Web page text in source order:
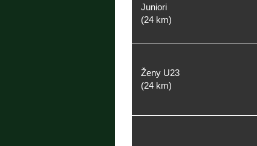
Juniori
(24 km)
Ženy U23
(24 km)